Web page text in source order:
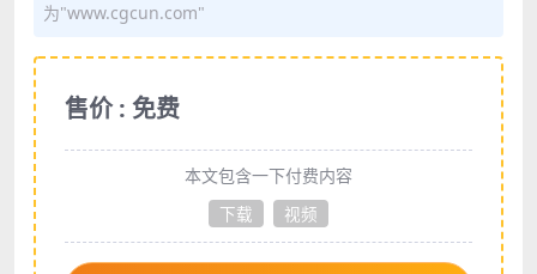
为"www.cgcun.com"
售价 : 免费
本文包含一下付费内容
下载
视频